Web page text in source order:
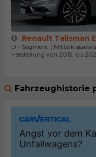
Renault Talisman
D - Segment (
Herstellung von 2015. bis
Fahrzeughistorie